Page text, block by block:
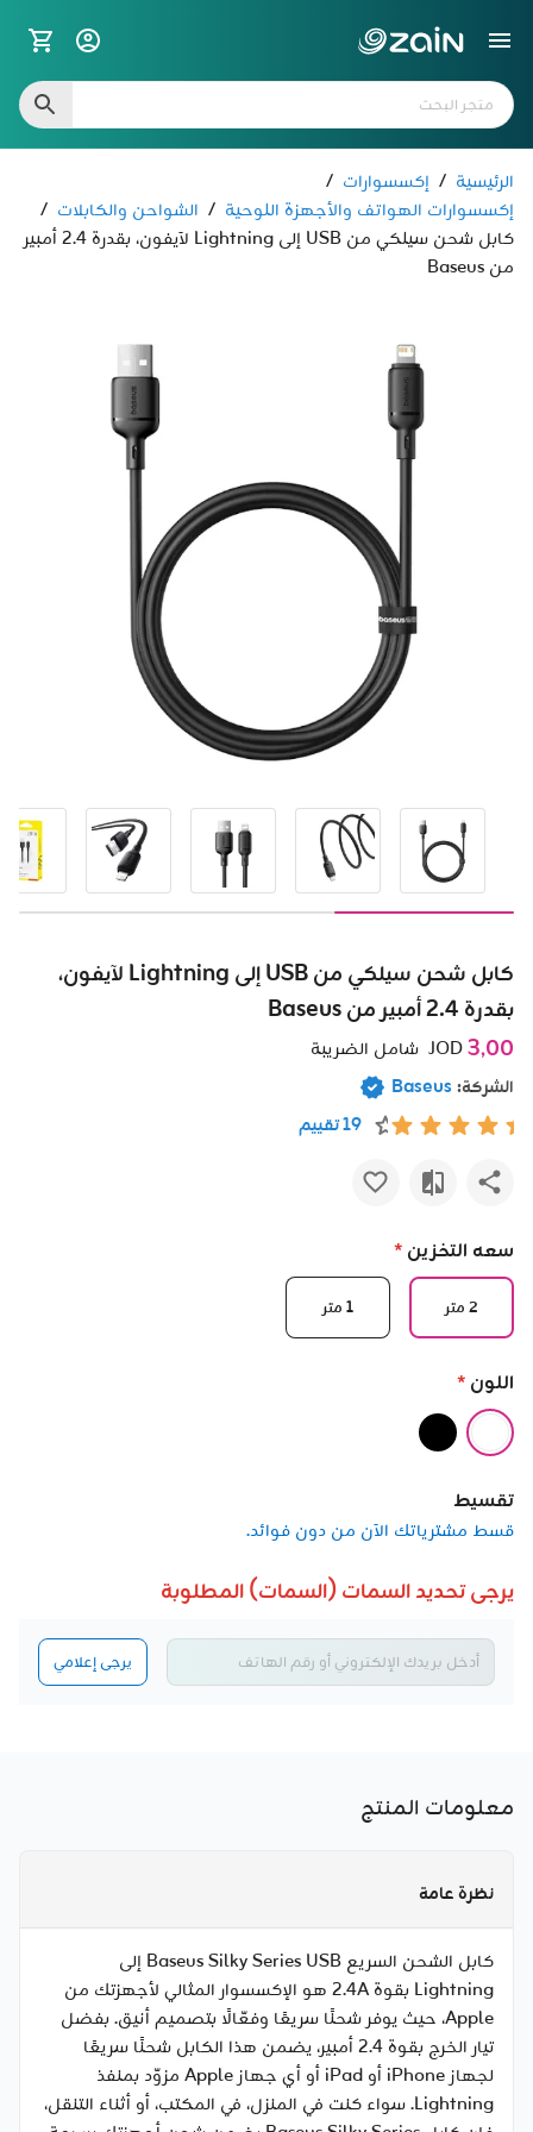
الرئيسية / إكسسوارات /
إكسسوارات الهواتف والأجهزة اللوحية / الشواحن والكابلات /
كابل شحن سيلكي من USB إلى Lightning لآيفون، بقدرة 2.4 أمبير
من Baseus
كابل شحن سيلكي من USB إلى Lightning لآيفون،
بقدرة 2.4 أمبير من Baseus
3٫00
شامل الضريبة
الشركة:Baseus
19 تقييم
سعه التخزين *
2 متر 1 متر
اللون *
تقسيط
قسط مشترياتك الآن من دون فوائد.
يرجى تحديد السمات (السمات) المطلوبة
يرجى إعلامي
معلومات المنتج
نظرة عامة
كابل الشحن السريع Baseus Silky Series USB إلى
Lightning بقوة 2.4A هو الإكسسوار المثالي لأجهزتك من
Apple، حيث يوفر شحنًا سريعًا وفعّالًا بتصميم أنيق. بفضل
تيار الخرج بقوة 2.4 أمبير، يضمن هذا الكابل شحنًا سريعًا
لجهاز iPhone أو iPad أو أي جهاز Apple مزوّد بمنفذ
Lightning. سواء كنت في المنزل، في المكتب، أو أثناء التنقل،